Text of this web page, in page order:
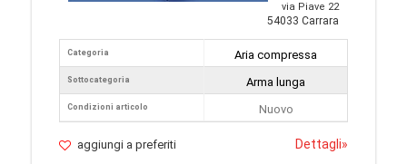
via Piave 22
54033 Carrara
Categoria
Sottocategoria
Condizioni articolo
Aria compressa
Arma lunga
Nuovo
aggiungi a preferiti Dettagli»